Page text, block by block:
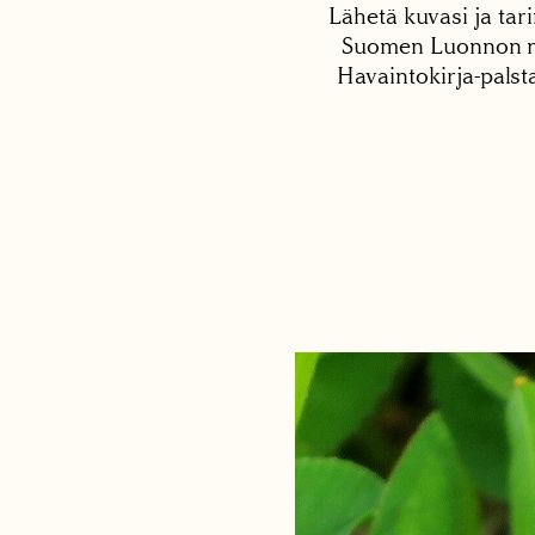
Lähetä kuvasi ja
Suomen Luonnon
Havaintokirja-